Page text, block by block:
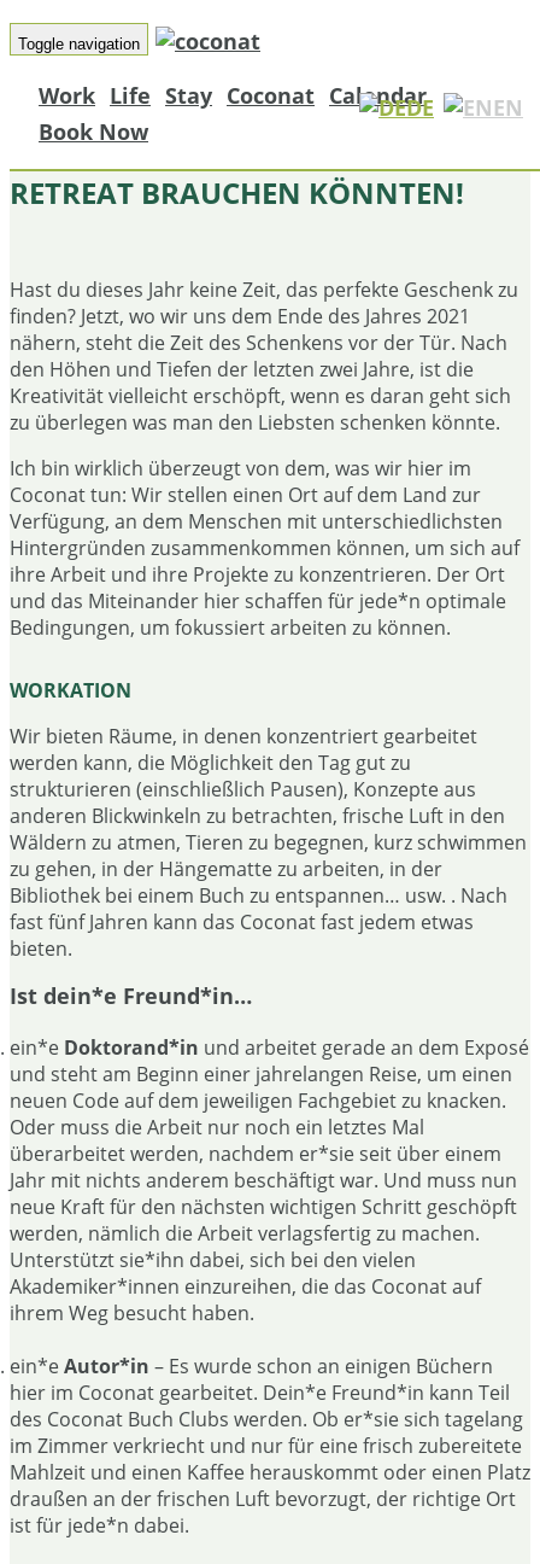
Toggle navigation
Work Life Stay Coconat Calendar
Book Now
DE EN
10 MENSCHEN DIE EIN COCONAT
RETREAT BRAUCHEN KÖNNTEN!
Hast du dieses Jahr keine Zeit, das perfekte Geschenk zu
finden? Jetzt, wo wir uns dem Ende des Jahres 2021
nähern, steht die Zeit des Schenkens vor der Tür. Nach
den Höhen und Tiefen der letzten zwei Jahre, ist die
Kreativität vielleicht erschöpft, wenn es daran geht sich
zu überlegen was man den Liebsten schenken könnte.
Ich bin wirklich überzeugt von dem, was wir hier im
Coconat tun: Wir stellen einen Ort auf dem Land zur
Verfügung, an dem Menschen mit unterschiedlichsten
Hintergründen zusammenkommen können, um sich auf
ihre Arbeit und ihre Projekte zu konzentrieren. Der Ort
und das Miteinander hier schaffen für jede*n optimale
Bedingungen, um fokussiert arbeiten zu können.
WORKATION
Wir bieten Räume, in denen konzentriert gearbeitet
werden kann, die Möglichkeit den Tag gut zu
strukturieren (einschließlich Pausen), Konzepte aus
anderen Blickwinkeln zu betrachten, frische Luft in den
Wäldern zu atmen, Tieren zu begegnen, kurz schwimmen
zu gehen, in der Hängematte zu arbeiten, in der
Bibliothek bei einem Buch zu entspannen… usw. . Nach
fast fünf Jahren kann das Coconat fast jedem etwas
bieten.
Ist dein*e Freund*in…
ein*e Doktorand*in und arbeitet gerade an dem Exposé
und steht am Beginn einer jahrelangen Reise, um einen
neuen Code auf dem jeweiligen Fachgebiet zu knacken.
Oder muss die Arbeit nur noch ein letztes Mal
überarbeitet werden, nachdem er*sie seit über einem
Jahr mit nichts anderem beschäftigt war. Und muss nun
neue Kraft für den nächsten wichtigen Schritt geschöpft
werden, nämlich die Arbeit verlagsfertig zu machen.
Unterstützt sie*ihn dabei, sich bei den vielen
Akademiker*innen einzureihen, die das Coconat auf
ihrem Weg besucht haben.
ein*eAutor*in – Es wurde schon an einigen Büchern
hier im Coconat gearbeitet. Dein*e Freund*in kann Teil
des Coconat Buch Clubs werden. Ob er*sie sich tagelang
im Zimmer verkriecht und nur für eine frisch zubereitete
Mahlzeit und einen Kaffee herauskommt oder einen Platz
draußen an der frischen Luft bevorzugt, der richtige Ort
ist für jede*n dabei.